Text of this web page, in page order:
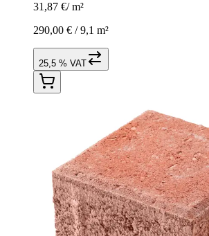
31,87 €/ m²
290,00 € /9,1 m²
25,5 % VAT